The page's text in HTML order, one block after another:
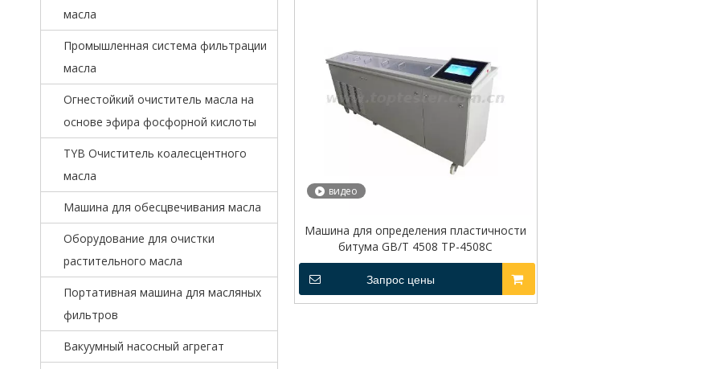
масла
Промышленная система фильтрации
масла
Огнестойкий очиститель масла на
основе эфира фосфорной кислоты
TYB Очиститель коалесцентного
масла
Машина для обесцвечивания масла
Оборудование для очистки
растительного масла
Портативная машина для масляных
фильтров
Вакуумный насосный агрегат
видео
Машина для определения пластичности
битума GB/T 4508 TP-4508C
Запрос цены